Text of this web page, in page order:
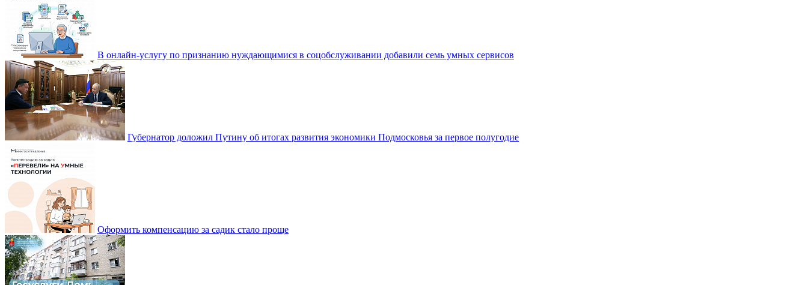
В онлайн-услугу по признанию нуждающимися в соцобслуживании добавили семь умных сервисов
Губернатор доложил Путину об итогах развития экономики Подмосковья за первое полугодие
Оформить компенсацию за садик стало проще